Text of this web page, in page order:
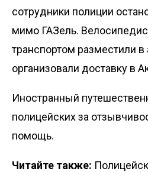
сотрудники полиции
мимо ГАЗель.
транспортом разместили
организовали доставку в
Иностранный
полицейских за
помощь.
Читайте также: